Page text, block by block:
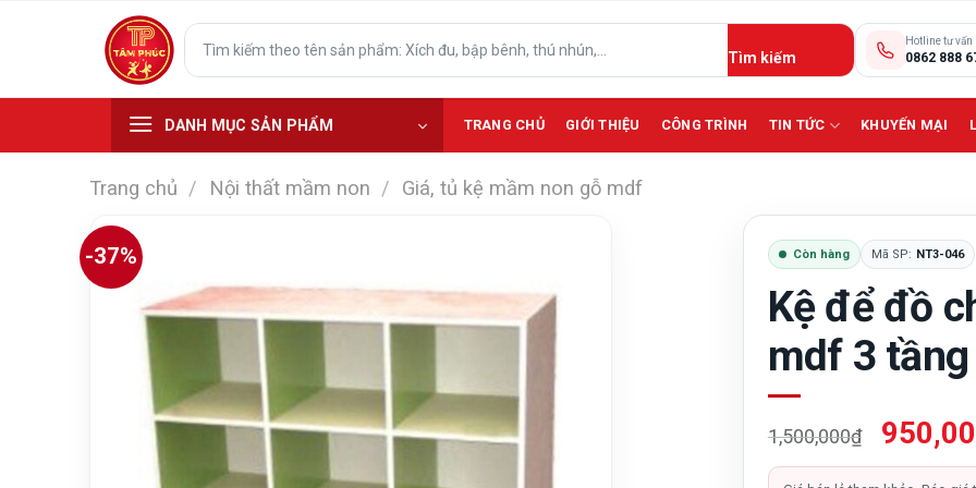
Tìm
kiếm:
Hotline tư vấn
0862 888
DANH MỤC SẢN PHẨM TRANG CHỦ GIỚI THIỆU CÔNG TRÌNH TIN TỨC KHUYẾN MẠI
Trang chủ / Nội thất mầm non / Giá, tủ kệ mầm non gỗ mdf
-37% Còn hàng Mã SP: NT3-046
Kệ để đồ
mdf 3
1,500,000₫
Giá
gốc